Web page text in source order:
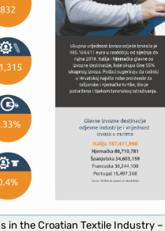
in the Croatian Textile Industry –